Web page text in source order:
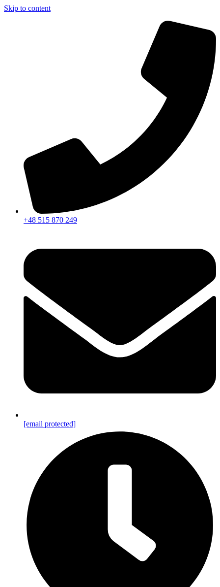
Skip to content
+48 515 870 249
[email protected]